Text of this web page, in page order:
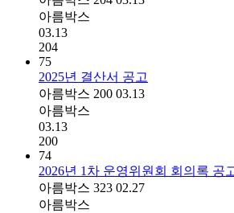
아름박스
03.13
204
75
2025년 결산서 공고
아름박스 200 03.13
아름박스
03.13
200
74
2026년 1차 운영위원회 회의록 공
아름박스 323 02.27
아름박스